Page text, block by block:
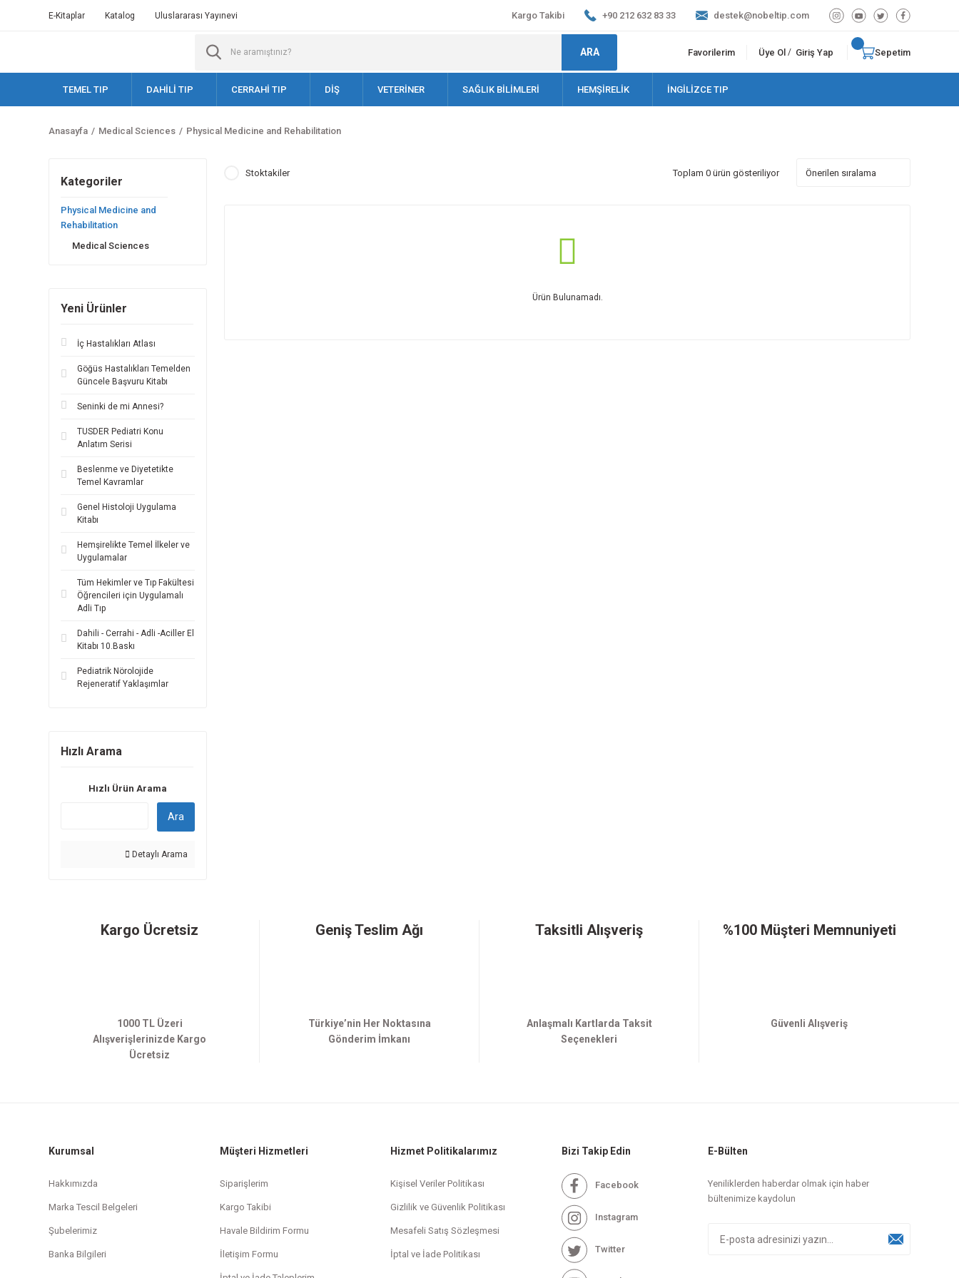
E-Kitaplar Katalog Uluslararası Yayınevi Kargo Takibi +90 212 632 83 33 destek@nobeltip.com
ARA Favorilerim Üye Ol / Giriş Yap Sepetim
TEMEL TIP DAHİLİ TIP CERRAHİ TIP DİŞ VETERİNER SAĞLIK BİLİMLERİ HEMŞİRELİK İNGİLİZCE TIP
Anasayfa Medical Sciences Physical Medicine and Rehabilitation
Kategoriler
Physical Medicine and
Rehabilitation
Medical Sciences
Yeni Ürünler
İç Hastalıkları Atlası
Göğüs Hastalıkları Temelden
Güncele Başvuru Kitabı
Seninki de mi Annesi?
TUSDER Pediatri Konu
Anlatım Serisi
Beslenme ve Diyetetikte
Temel Kavramlar
Genel Histoloji Uygulama
Kitabı
Hemşirelikte Temel İlkeler ve
Uygulamalar
Tüm Hekimler ve Tıp Fakültesi
Öğrencileri için Uygulamalı
Adli Tıp
Dahili - Cerrahi - Adli -Aciller El
Kitabı 10.Baskı
Pediatrik Nörolojide
Rejeneratif Yaklaşımlar
Hızlı Arama
Hızlı Ürün Arama
Ara
Detaylı Arama
Stoktakiler Toplam 0 ürün gösteriliyor
Ürün Bulunamadı.
Kargo Ücretsiz
1000 TL Üzeri
Alışverişlerinizde Kargo
Ücretsiz
Geniş Teslim Ağı
Türkiye’nin Her Noktasına
Gönderim İmkanı
Taksitli Alışveriş
Anlaşmalı Kartlarda Taksit
Seçenekleri
%100 Müşteri Memnuniyeti
Güvenli Alışveriş
Kurumsal
Hakkımızda
Marka Tescil Belgeleri
Şubelerimiz
Banka Bilgileri
Müşteri Hizmetleri
Siparişlerim
Kargo Takibi
Havale Bildirim Formu
İletişim Formu
Hizmet Politikalarımız
Kişisel Veriler Politikası
Gizlilik ve Güvenlik Politikası
Mesafeli Satış Sözleşmesi
İptal ve İade Politikası
Bizi Takip Edin
Facebook
Instagram
Twitter
E-Bülten
Yeniliklerden haberdar olmak için haber
bültenimize kaydolun